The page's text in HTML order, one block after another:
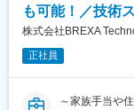
れます。
躍されている
・営業経験者
自動車内装部
現在はフィー
も可能！／技術
株式会社BREXA
正社員
～家族手当や